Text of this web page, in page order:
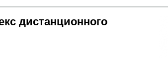
дистанционного